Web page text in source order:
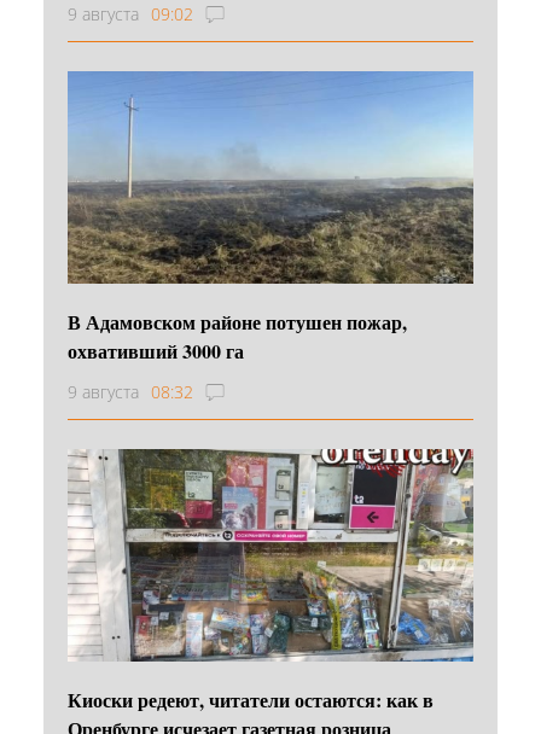
9 августа 09:02
В Адамовском районе потушен пожар,
охвативший 3000 га
9 августа 08:32
Киоски редеют, читатели остаются: как в